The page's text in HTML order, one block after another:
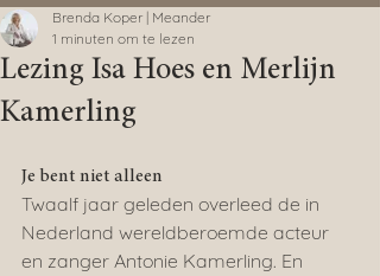
Lezing Isa Hoes en Merlijn
Kamerling
Brenda Koper | Meander
1 minuten om te lezen
Je bent niet alleen
Twaalf jaar geleden overleed de in
Nederland wereldberoemde acteur
en zanger Antonie Kamerling. En